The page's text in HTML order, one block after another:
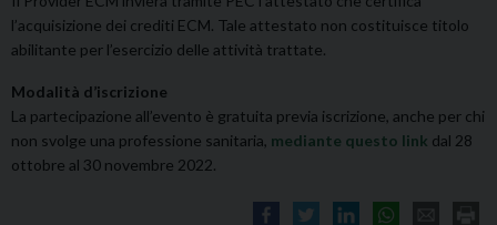
l’acquisizione dei crediti ECM. Tale attestato non costituisce titolo
abilitante per l’esercizio delle attività trattate.
Modalità d’iscrizione
La partecipazione all’evento è gratuita previa iscrizione, anche per chi
non svolge una professione sanitaria, mediante questo link dal 28
ottobre al 30 novembre 2022.